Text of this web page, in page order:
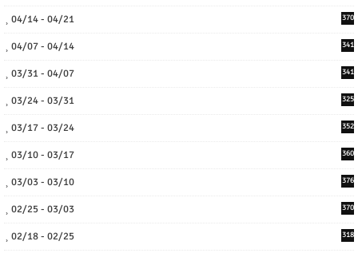
04/14 - 04/21 370
04/07 - 04/14 341
03/31 - 04/07 341
03/24 - 03/31 325
03/17 - 03/24 352
03/10 - 03/17 360
03/03 - 03/10 376
02/25 - 03/03 370
02/18 - 02/25 318